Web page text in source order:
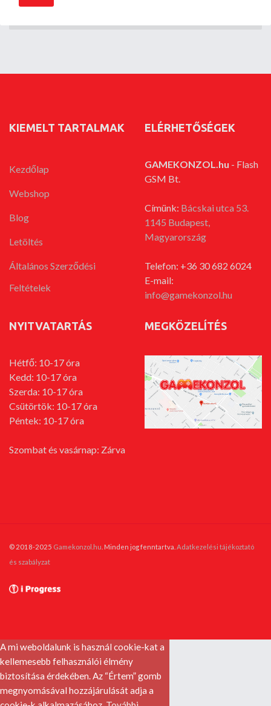
KIEMELT TARTALMAK
Kezdőlap
Webshop
Blog
Letöltés
Általános Szerződési
Feltételek
ELÉRHETŐSÉGEK
GAMEKONZOL.hu - Flash
GSM Bt.
Címünk: Bácskai utca 53.
1145 Budapest,
Magyarország
Telefon: +36 30 682 6024
E-mail:
info@gamekonzol.hu
NYITVATARTÁS
Hétfő: 10-17 óra
Kedd: 10-17 óra
Szerda: 10-17 óra
Csütörtök: 10-17 óra
Péntek: 10-17 óra
Szombat és vasárnap: Zárva
MEGKÖZELÍTÉS
© 2018-2025 Gamekonzol.hu . Minden jog fenntartva. Adatkezelési tájékoztató
és szabályzat
A mi weboldalunk is használ cookie-kat a
kellemesebb felhasználói élmény
biztosítása érdekében. Az “Értem” gomb
megnyomásával hozzájárulását adja a